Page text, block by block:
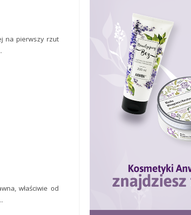
na pierwszy rzut
właściwie od